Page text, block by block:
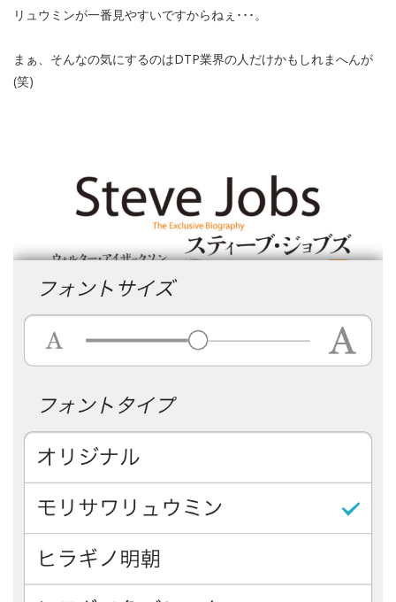
リュウミンが一番見やすいですからねぇ･･･。
まぁ、そんなの気にするのはDTP業界の人だけかもしれまへんが
(笑)